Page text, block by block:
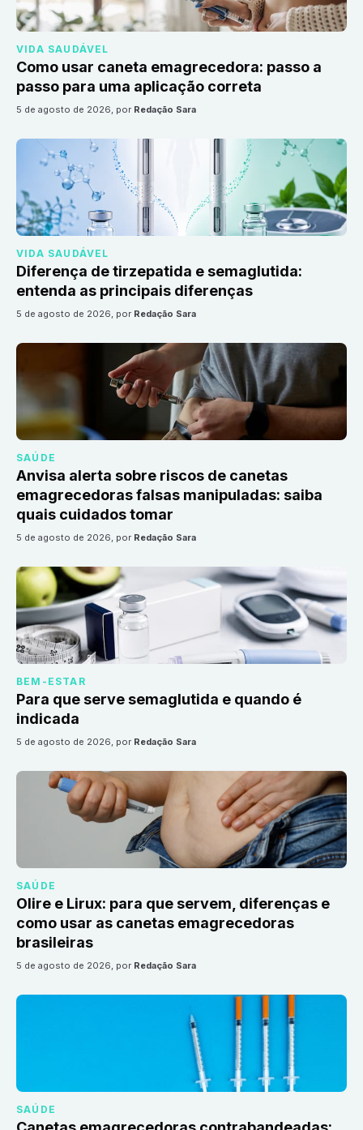
VIDA SAUDÁVEL
Como usar caneta emagrecedora: passo a
passo para uma aplicação correta
5 de agosto de 2026, por Redação Sara
VIDA SAUDÁVEL
Diferença de tirzepatida e semaglutida:
entenda as principais diferenças
5 de agosto de 2026, por Redação Sara
SAÚDE
Anvisa alerta sobre riscos de canetas
emagrecedoras falsas manipuladas: saiba
quais cuidados tomar
5 de agosto de 2026, por Redação Sara
BEM-ESTAR
Para que serve semaglutida e quando é
indicada
5 de agosto de 2026, por Redação Sara
SAÚDE
Olire e Lirux: para que servem, diferenças e
como usar as canetas emagrecedoras
brasileiras
5 de agosto de 2026, por Redação Sara
SAÚDE